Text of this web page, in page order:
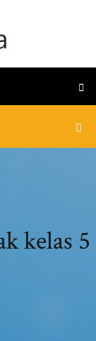
kelas 5